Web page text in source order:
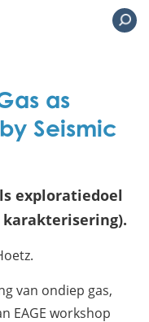
as
Seismic
exploratiedoel
van ondiep gas,
EAGE workshop